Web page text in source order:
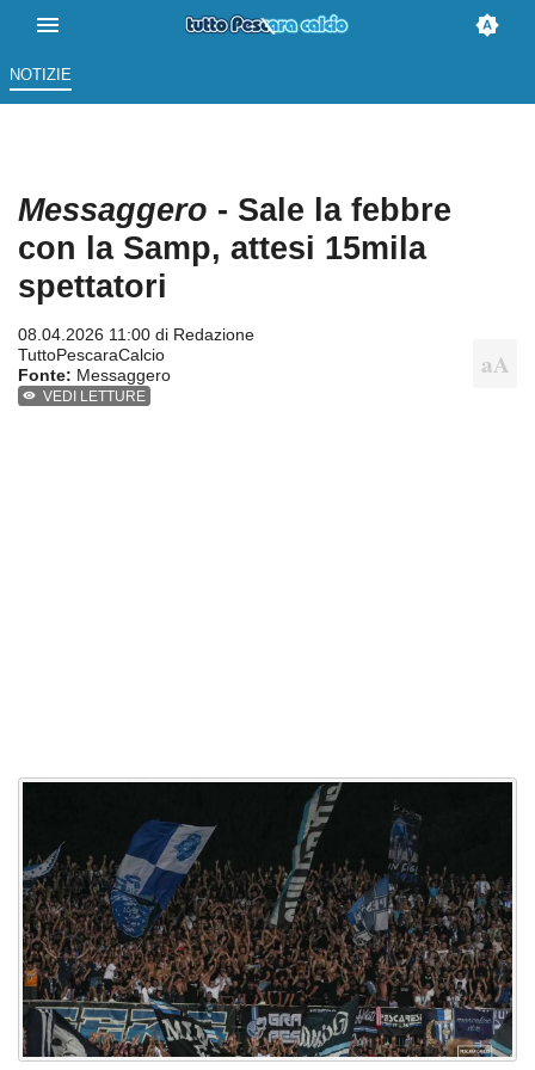
NOTIZIE
Messaggero - Sale la febbre
con la Samp, attesi 15mila
spettatori
08.04.2026 11:00 di Redazione
TuttoPescaraCalcio
Fonte: Messaggero
VEDI LETTURE